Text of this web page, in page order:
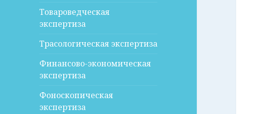
Товароведческая
экспертиза
Трасологическая экспертиза
Финансово-экономическая
экспертиза
Фоноскопическая
экспертиза